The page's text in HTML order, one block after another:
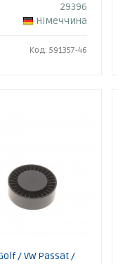
29396
Німеччина
Код: 591357-46
/ VW Passat /